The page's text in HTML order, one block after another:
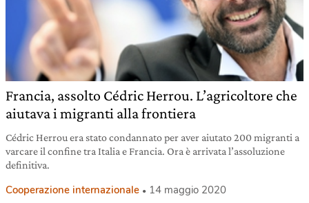
Francia, assolto Cédric Herrou. L’agricoltore che
aiutava i migranti alla frontiera
Cédric Herrou era stato condannato per aver aiutato 200 migranti a
varcare il confine tra Italia e Francia. Ora è arrivata l’assoluzione
definitiva.
Cooperazione internazionale 14 maggio 2020